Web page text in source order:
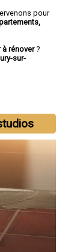
pour
à rénover?
sur-